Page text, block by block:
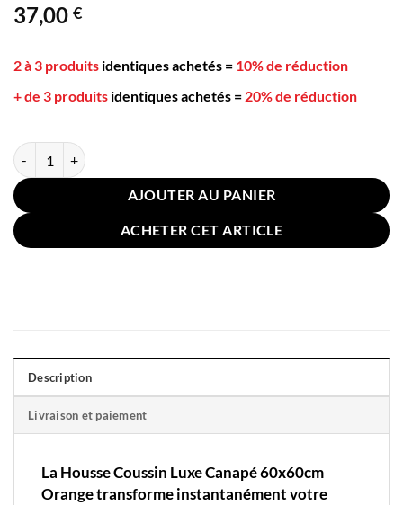
37,00 €
2 à 3 produits identiques achetés = 10% de réduction
+ de 3 produits identiques achetés = 20% de réduction
quantité de Housse Coussin Luxe Canapé 60x60cm Orange
AJOUTER AU PANIER
ACHETER CET ARTICLE
Description
Livraison et paiement
La Housse Coussin Luxe Canapé 60x60cm
Orange transforme instantanément votre